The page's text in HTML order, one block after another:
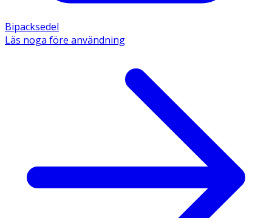
Bipacksedel
Läs noga före användning